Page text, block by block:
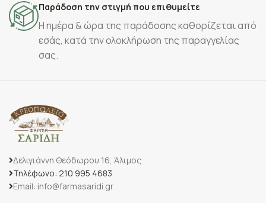
Παράδοση την στιγμή που επιθυμείτε
Η ημέρα & ώρα της παράδοσης καθορίζεται από
εσάς, κατά την ολοκλήρωση της παραγγελίας
σας.
Δελιγιάννη Θεόδωρου 16, Άλιμος
Τηλέφωνο: 210 995 4683
Email: info@farmasaridi.gr